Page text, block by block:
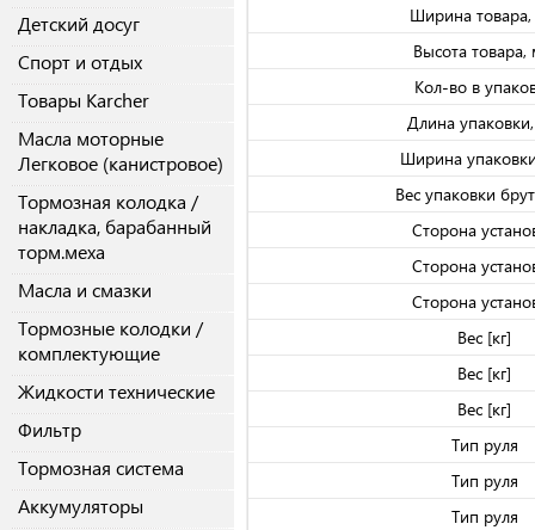
Детский досуг
Спорт и отдых
Товары Karcher
Масла моторные
Легковое (канистровое)
Тормозная колодка /
накладка, барабанный
торм.меха
Масла и смазки
Тормозные колодки /
комплектующие
Жидкости технические
Фильтр
Тормозная система
Аккумуляторы
Ширина
Высота
Кол-во в
Длина
Ширина
Вес упаковки
Сторона
Сторона
Сторона
Вес [кг]
Вес [кг]
Вес [кг]
Тип руля
Тип руля
Тип руля